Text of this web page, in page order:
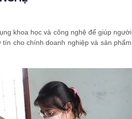
khoa học và công nghệ để giúp
cho chính doanh nghiệp và sản